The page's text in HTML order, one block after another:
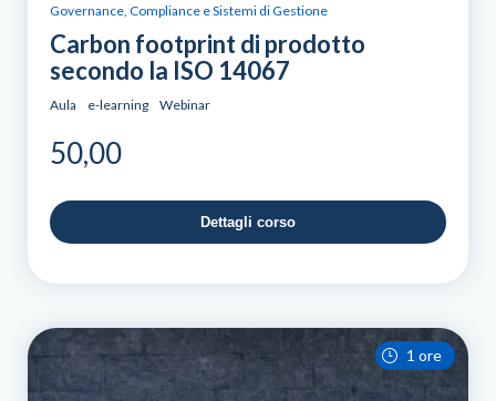
Governance, Compliance e Sistemi di Gestione
Carbon footprint di prodotto
secondo la ISO 14067
Aula e-learning Webinar
50,00
Dettagli corso
1 ore